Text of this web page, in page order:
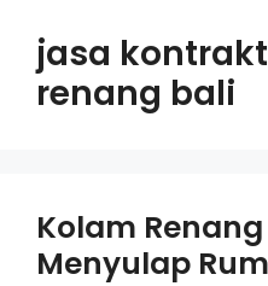
jasa
renang bali
Kolam
Menyulap